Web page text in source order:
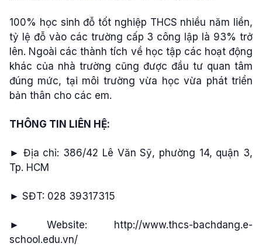
100% học sinh đỗ tốt nghiệp THCS nhiều năm liền,
tỷ lệ đỗ vào các trường cấp 3 công lập là 93% trở
lên. Ngoài các thành tích về học tập các hoạt động
khác của nhà trường cũng được đầu tư quan tâm
đúng mức, tại môi trường vừa học vừa phát triển
bản thân cho các em.
THÔNG TIN LIÊN HỆ:
► Địa chỉ: 386/42 Lê Văn Sỹ, phường 14, quận 3,
Tp. HCM
► SĐT: 028 39317315
► Website: http://www.thcs-bachdang.e-
school.edu.vn/